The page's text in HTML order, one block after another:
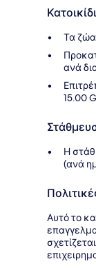
Τα ζώα
ανά
15.00
Η
(ανά
Αυτό το